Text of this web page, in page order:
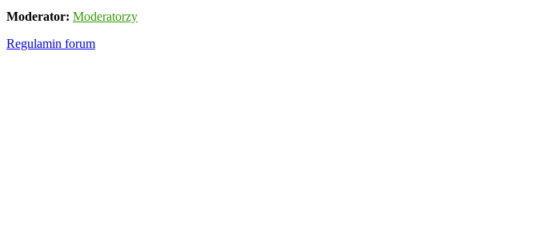
Moderator: Moderatorzy
Regulamin forum